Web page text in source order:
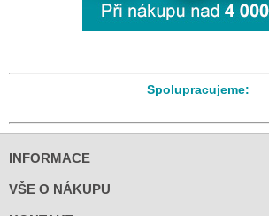
Spolupracujeme:
INFORMACE
VŠE O NÁKUPU